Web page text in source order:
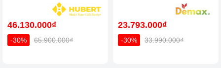
46.130.000₫
-30% 65.900.000₫
23.793.000₫
-30% 33.990.000₫